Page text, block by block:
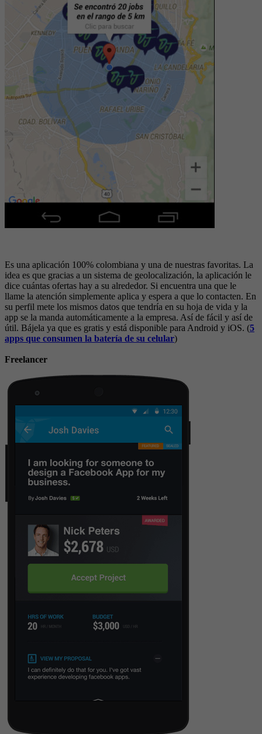
Es una aplicación 100% colombiana y una de nuestras favoritas. La
idea es que gracias a un sistema de geolocalización, la aplicación le
dice cuántas ofertas hay a su alrededor. Si encuentra una que le
llame la atención simplemente aplica y espera a que lo contacten. En
su perfil mete los mismos datos que tendría en su hoja de vida y la
app se la manda automáticamente a la empresa. Así de fácil y así de
útil. Bájela ya que es gratis y está disponible para Android y iOS. (5
apps que consumen la batería de su celular)
Freelancer